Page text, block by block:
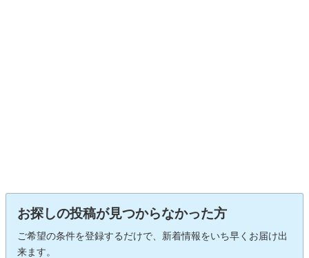
お探しの投稿が見つからなかった方
ご希望の条件を登録するだけで、新着情報をいち早くお届け出
来ます。